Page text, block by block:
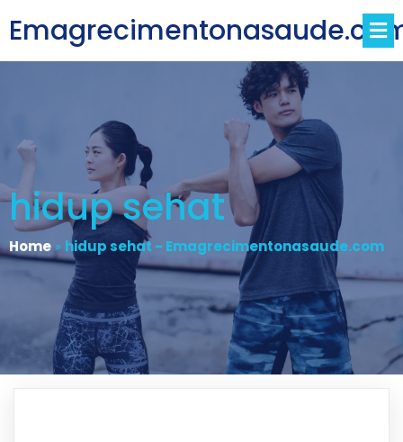
hidup sehat
Home » hidup sehat - Emagrecimentonasaude.com